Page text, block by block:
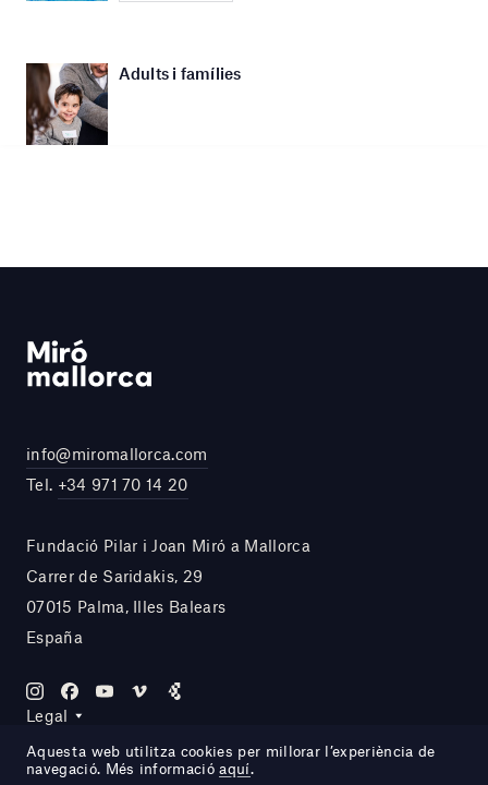
Adults i famílies
info@miromallorca.com
Tel. +34 971 70 14 20
Fundació Pilar i Joan Miró a Mallorca
Carrer de Saridakis, 29
07015 Palma, Illes Balears
España
Legal
Aquesta web utilitza cookies per millorar l’experiència de
navegació. Més informacióaquí.